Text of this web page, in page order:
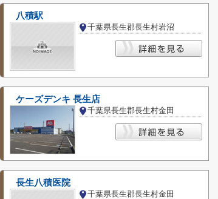
八積駅
千葉県長生郡長生村岩沼
ケーズデンキ 長生店
千葉県長生郡長生村金田
長生八積医院
千葉県長生郡長生村金田